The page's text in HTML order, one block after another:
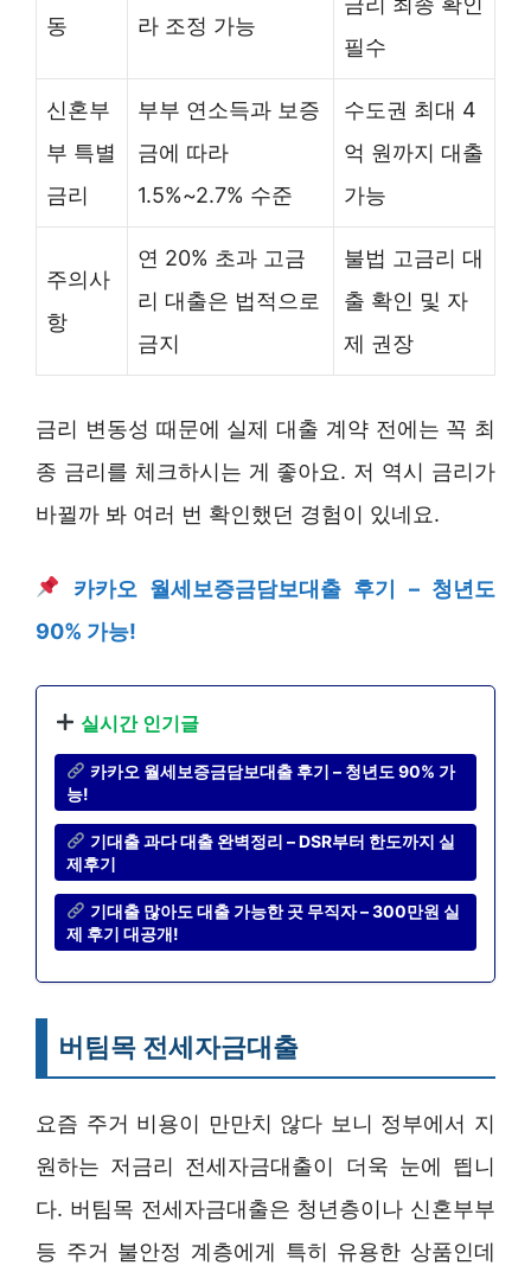
동
라 조정 가능
필수
신혼부
부 특별
금리
부부 연소득과 보증
금에 따라
1.5%~2.7% 수준
수도권 최대 4
억 원까지 대출
가능
주의사
항
연 20% 초과 고금
리 대출은 법적으로
금지
불법 고금리 대
출 확인 및 자
제 권장
금리 변동성 때문에 실제 대출 계약 전에는 꼭 최
종 금리를 체크하시는 게 좋아요. 저 역시 금리가
바뀔까 봐 여러 번 확인했던 경험이 있네요.
카카오 월세보증금담보대출 후기 – 청년도
90% 가능!
실시간 인기글
카카오 월세보증금담보대출 후기 – 청년도 90% 가
능!
기대출 과다 대출 완벽정리 – DSR부터 한도까지 실
제후기
기대출 많아도 대출 가능한 곳 무직자 – 300만원 실
제 후기 대공개!
버팀목 전세자금대출
요즘 주거 비용이 만만치 않다 보니 정부에서 지
원하는 저금리 전세자금대출이 더욱 눈에 띕니
다. 버팀목 전세자금대출은 청년층이나 신혼부부
등 주거 불안정 계층에게 특히 유용한 상품인데